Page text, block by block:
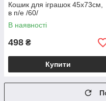
Кошик для іграшок 45х73см,
в п/е /60/
В наявності
498 ₴
Купити